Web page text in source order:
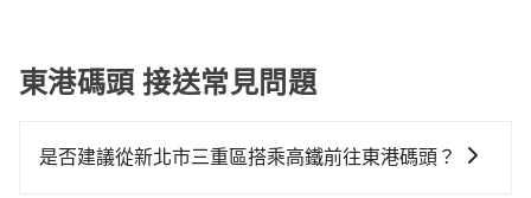
東港碼頭 接送常見問題
是否建議從新北市三重區搭乘高鐵前往東港碼頭？